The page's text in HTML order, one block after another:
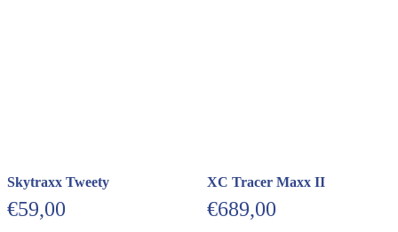
Skytraxx Tweety
€59,00
XC Tracer Maxx II
€689,00